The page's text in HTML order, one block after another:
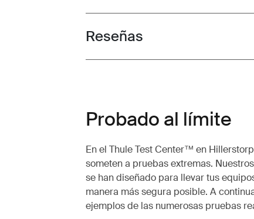
Toggle overview
Reseñas
Probado al límite
En el Thule Test Center™ en
someten a pruebas extremas.
se han diseñado para llevar tus
manera más segura posible. A
ejemplos de las numerosas pruebas